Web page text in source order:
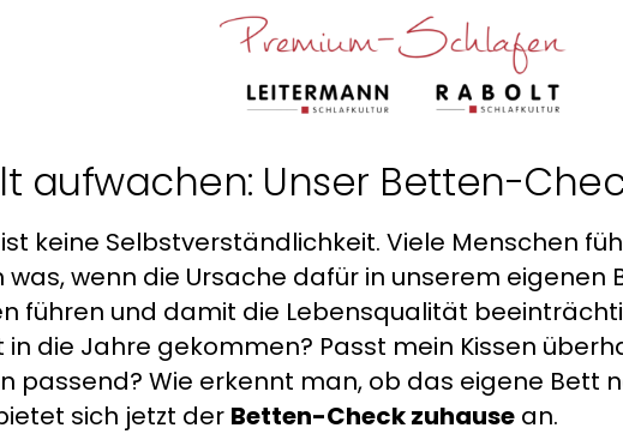
aufwachen: Unser Betten-
keine Selbstverständlichkeit. Viele Menschen
wenn die Ursache dafür in unserem eigenen
führen und damit die Lebensqualität
die Jahre gekommen? Passt mein Kissen
passend? Wie erkennt man, ob das eigene Bett
sich jetzt der Betten-Check zuhausean.